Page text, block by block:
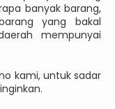
banyak barang,
yang bakal
mempunyai
kami, untuk sadar